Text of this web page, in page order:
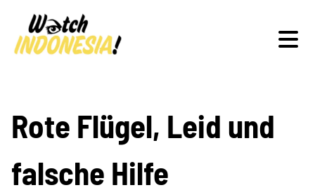
Schwerpunkte
Rote Flügel, Leid und
falsche Hilfe